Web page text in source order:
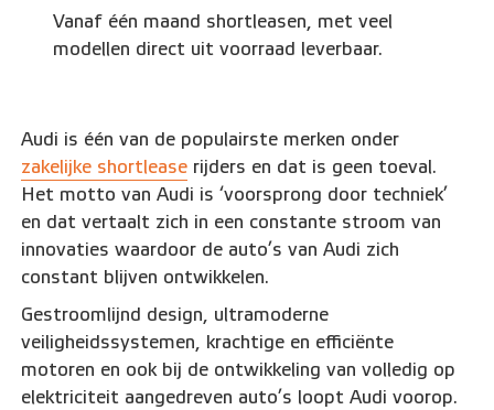
Vanaf één maand shortleasen, met veel
modellen direct uit voorraad leverbaar.
Audi is één van de populairste merken onder
zakelijke shortlease rijders en dat is geen toeval.
Het motto van Audi is ‘voorsprong door techniek’
en dat vertaalt zich in een constante stroom van
innovaties waardoor de auto’s van Audi zich
constant blijven ontwikkelen.
Gestroomlijnd design, ultramoderne
veiligheidssystemen, krachtige en efficiënte
motoren en ook bij de ontwikkeling van volledig op
elektriciteit aangedreven auto’s loopt Audi voorop.